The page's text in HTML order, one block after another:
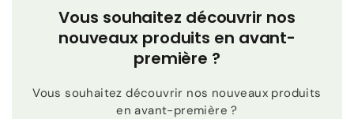
Vous souhaitez découvrir nos
nouveaux produits en avant-
première ?
Vous souhaitez découvrir nos nouveaux produits
en avant-première ?